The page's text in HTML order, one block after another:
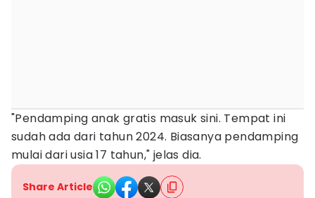
"Pendamping anak gratis masuk sini. Tempat ini
sudah ada dari tahun 2024. Biasanya pendamping
mulai dari usia 17 tahun," jelas dia.
Share Article